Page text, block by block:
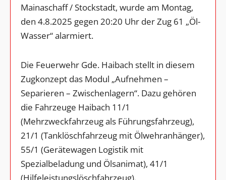
Mainaschaff / Stockstadt, wurde am Montag,
den 4.8.2025 gegen 20:20 Uhr der Zug 61 „Öl-
Wasser“ alarmiert.
Die Feuerwehr Gde. Haibach stellt in diesem
Zugkonzept das Modul „Aufnehmen –
Separieren – Zwischenlagern“. Dazu gehören
die Fahrzeuge Haibach 11/1
(Mehrzweckfahrzeug als Führungsfahrzeug),
21/1 (Tanklöschfahrzeug mit Ölwehranhänger),
55/1 (Gerätewagen Logistik mit
Spezialbeladung und Ölsanimat), 41/1